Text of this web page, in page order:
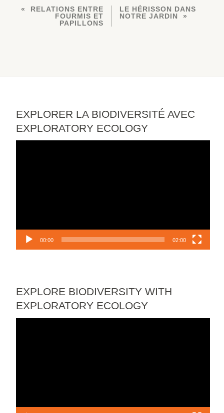
RELATIONS ENTRE
FOURMIS ET
PAPILLONS
LE HÉRISSON DANS
NOTRE JARDIN
EXPLORER LA BIODIVERSITÉ AVEC
EXPLORATORY ECOLOGY
00:00 02:00
EXPLORE BIODIVERSITY WITH
EXPLORATORY ECOLOGY